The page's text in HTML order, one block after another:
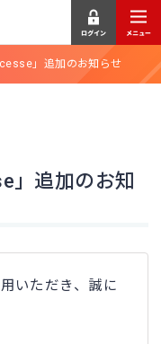
」追加のお知らせ
」追加のお知
いただき、誠に